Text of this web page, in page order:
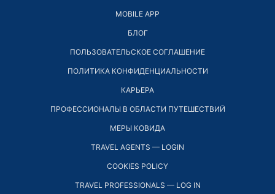
MOBILE APP
БЛОГ
ПОЛЬЗОВАТЕЛЬСКОЕ СОГЛАШЕНИЕ
ПОЛИТИКА КОНФИДЕНЦИАЛЬНОСТИ
КАРЬЕРА
ПРОФЕССИОНАЛЫ В ОБЛАСТИ ПУТЕШЕСТВИЙ
МЕРЫ КОВИДА
TRAVEL AGENTS — LOGIN
COOKIES POLICY
TRAVEL PROFESSIONALS — LOG IN